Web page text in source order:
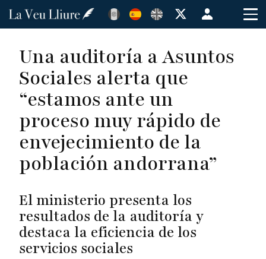
Pasar
principal
Menú
de
cuenta
de
Una auditoría a Asuntos
Sociales alerta que
“estamos ante un
proceso muy rápido de
envejecimiento de la
población andorrana”
El ministerio presenta los
resultados de la auditoría y
destaca la eficiencia de los
servicios sociales